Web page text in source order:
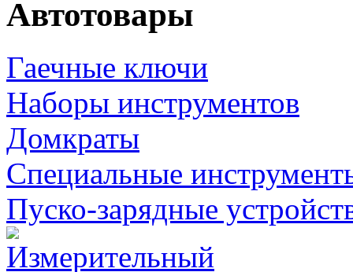
Автотовары
Гаечные ключи
Наборы инструментов
Домкраты
Специальные
Пуско-зарядные